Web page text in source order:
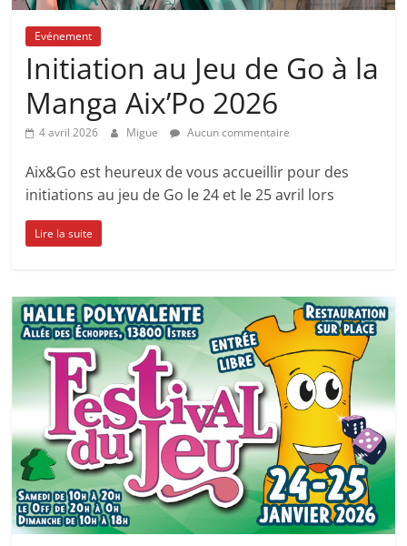
Provence
Venez
jouer
découvrir
de
Go
en
vous
:)
Evénement
Initiation au Jeu de Go à la
Manga Aix’Po 2026
4 avril 2026 Migue Aucun commentaire
Aix&Go est heureux de vous accueillir pour des
initiations au jeu de Go le 24 et le 25 avril lors
Lire la suite